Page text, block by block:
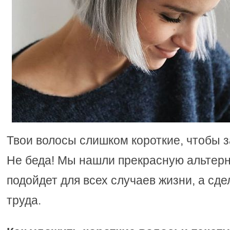
Твои волосы слишком короткие, чтобы
Не беда! Мы нашли прекрасную
подойдет для всех случаев жизни, а
труда.